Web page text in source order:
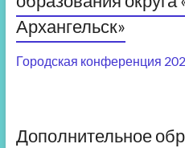
Архангельск»
Городская конференция
Дополнительное